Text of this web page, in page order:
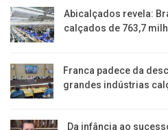
Abicalçados revela:
calçados de 763,7
Franca padece da
grandes indústrias
Da infância ao